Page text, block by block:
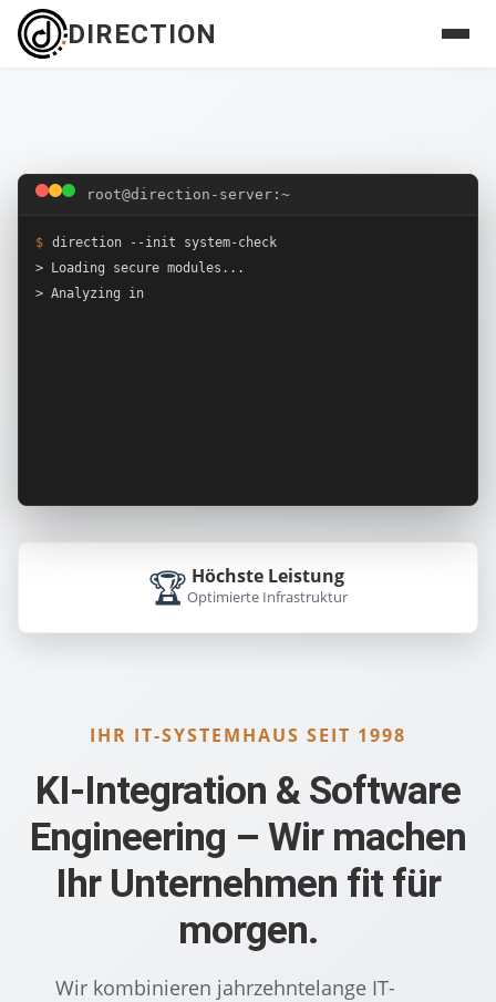
DIRECTION
IHR IT-SYSTEMHAUS SEIT 1998
KI-Integration & Software
Engineering – Wir machen
Ihr Unternehmen fit für
morgen.
Wir kombinieren jahrzehntelange IT-
root@direction-server:~
$ d irection - -init system-check
>
Load ing secure mod ules . . .
> Analyzing in
🏆 Höchste Leistung
Optimierte Infrastruktur